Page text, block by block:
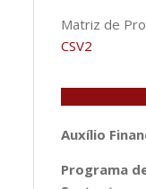
Matriz de
CSV2
Auxílio
Programa